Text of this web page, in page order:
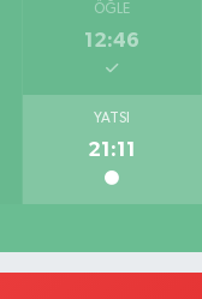
ÖĞLE
12:46
YATSI
21:11